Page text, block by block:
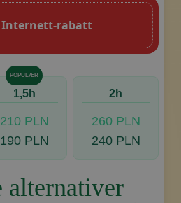
Internett-rabatt
POPULÆR
1,5h
210 PLN
190 PLN
2h
260 PLN
240 PLN
alternativer